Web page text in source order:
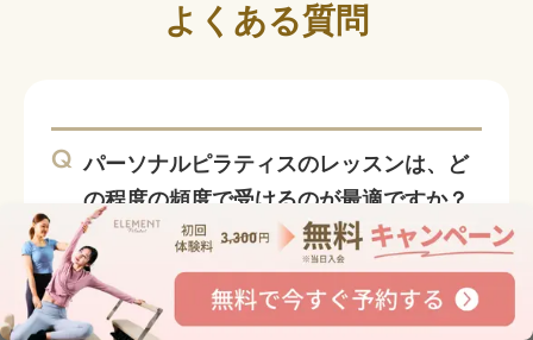
よくある質問
Q パーソナルピラティスのレッスンは、ど
の程度の頻度で受けるのが最適ですか？
A 初心者の方は、週2回程度から始めていただ
くのがおすすめです。それ以下でも効果が
ないわけではありませんが、 変化を感じや
今すぐLINEで特典を受け取る